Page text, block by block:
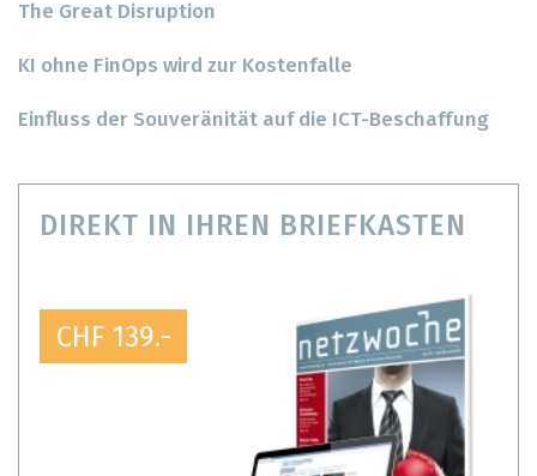
The Great Disruption
KI ohne FinOps wird zur Kostenfalle
Einfluss der Souveränität auf die ICT-Beschaffung
DIREKT IN IHREN BRIEFKASTEN
CHF 139.-